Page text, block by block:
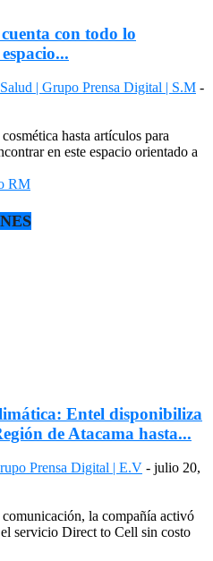
con todo lo
| Grupo Prensa Digital | S.M -
hasta artículos para
en este espacio orientado a
Entel disponibiliza
de Atacama hasta...
Prensa Digital | E.V - julio 20,
la compañía activó
servicio Direct to Cell sin costo